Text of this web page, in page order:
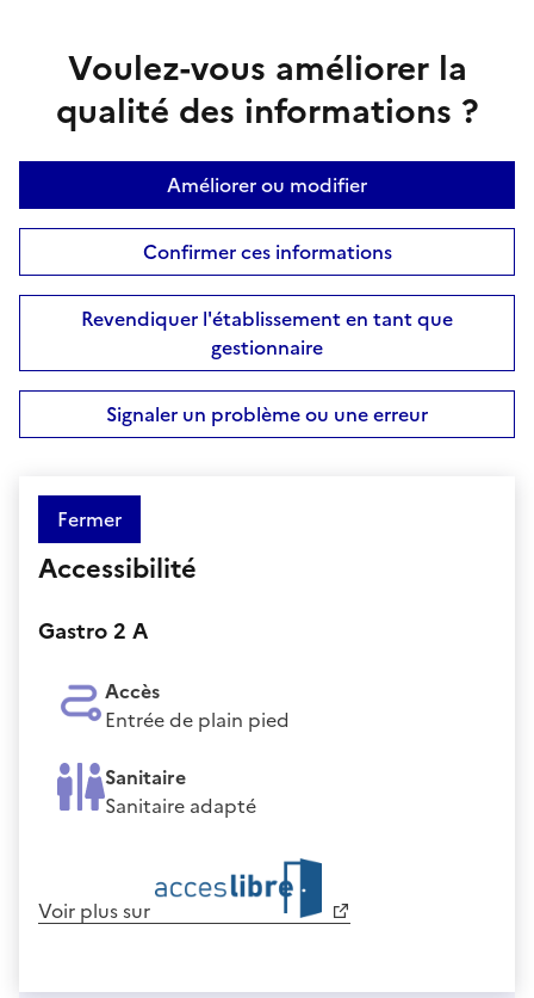
Voulez-vous améliorer la
qualité des informations ?
Améliorer ou modifier
Confirmer ces informations
Revendiquer l'établissement en tant que
gestionnaire
Signaler un problème ou une erreur
Fermer
Accessibilité
Gastro 2 A
Accès
Entrée de plain pied
Sanitaire
Sanitaire adapté
Voir plus sur